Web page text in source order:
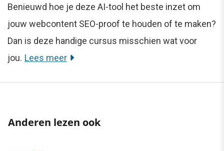
Benieuwd hoe je deze AI-tool het beste inzet om
jouw webcontent SEO-proof te houden of te maken?
Dan is deze handige cursus misschien wat voor
jou. Lees meer
Anderen lezen ook